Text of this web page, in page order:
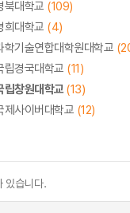
북대학교 (109)
희대학교 (4)
학기술연합대학원대학교
립경국대학교 (11)
립창원대학교(13)
제사이버대학교 (12)
있습니다.